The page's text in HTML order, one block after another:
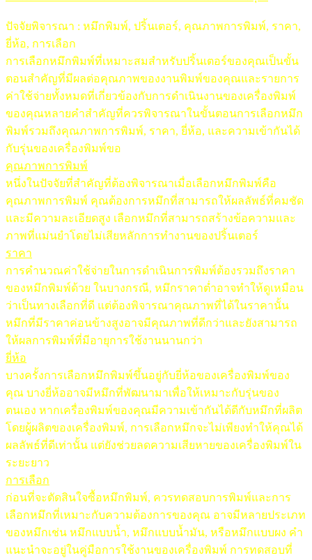
ปัจจัยพิจารณา : หมึกพิมพ์, ปริ้นเตอร์, คุณภาพการพิมพ์, ราคา,
ยี่ห้อ, การเลือก
การเลือกหมึกพิมพ์ที่เหมาะสมสำหรับปริ้นเตอร์ของคุณเป็นขั้น
ตอนสำคัญที่มีผลต่อคุณภาพของงานพิมพ์ของคุณและรายการ
ค่าใช้จ่ายทั้งหมดที่เกี่ยวข้องกับการดำเนินงานของเครื่องพิมพ์
ของคุณหลายคำสำคัญที่ควรพิจารณาในขั้นตอนการเลือกหมึก
พิมพ์รวมถึงคุณภาพการพิมพ์, ราคา, ยี่ห้อ, และความเข้ากันได้
กับรุ่นของเครื่องพิมพ์ขอ
คุณภาพการพิมพ์
หนึ่งในปัจจัยที่สำคัญที่ต้องพิจารณาเมื่อเลือกหมึกพิมพ์คือ
คุณภาพการพิมพ์ คุณต้องการหมึกที่สามารถให้ผลลัพธ์ที่คมชัด
และมีความละเอียดสูง เลือกหมึกที่สามารถสร้างข้อความและ
ภาพที่แม่นยำโดยไม่เสียหลักการทำงานของปริ้นเตอร์
ราคา
การคำนวณค่าใช้จ่ายในการดำเนินการพิมพ์ต้องรวมถึงราคา
ของหมึกพิมพ์ด้วย ในบางกรณี, หมึกราคาต่ำอาจทำให้ดูเหมือน
ว่าเป็นทางเลือกที่ดี แต่ต้องพิจารณาคุณภาพที่ได้ในราคานั้น
หมึกที่มีราคาค่อนข้างสูงอาจมีคุณภาพที่ดีกว่าและยังสามารถ
ให้ผลการพิมพ์ที่มีอายุการใช้งานนานกว่า
ยี่ห้อ
บางครั้งการเลือกหมึกพิมพ์ขึ้นอยู่กับยี่ห้อของเครื่องพิมพ์ของ
คุณ บางยี่ห้ออาจมีหมึกที่พัฒนามาเพื่อให้เหมาะกับรุ่นของ
ตนเอง หากเครื่องพิมพ์ของคุณมีความเข้ากันได้ดีกับหมึกที่ผลิต
โดยผู้ผลิตของเครื่องพิมพ์, การเลือกหมึกจะไม่เพียงทำให้คุณได้
ผลลัพธ์ที่ดีเท่านั้น แต่ยังช่วยลดความเสียหายของเครื่องพิมพ์ใน
ระยะยาว
การเลือก
ก่อนที่จะตัดสินใจซื้อหมึกพิมพ์, ควรทดสอบการพิมพ์และการ
เลือกหมึกที่เหมาะกับความต้องการของคุณ อาจมีหลายประเภท
ของหมึกเช่น หมึกแบบน้ำ, หมึกแบบน้ำมัน, หรือหมึกแบบผง คำ
แนะนำจะอยู่ในคู่มือการใช้งานของเครื่องพิมพ์ การทดสอบที่